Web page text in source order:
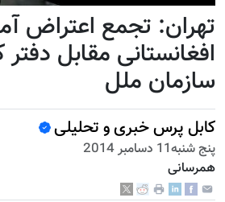
تهران: تجمع اعتراض
افغانستانی مقابل
سازمان ملل
کابل پرس خبری و تحلیلی
پنج شنبه11 دسامبر 2014
همرسانی